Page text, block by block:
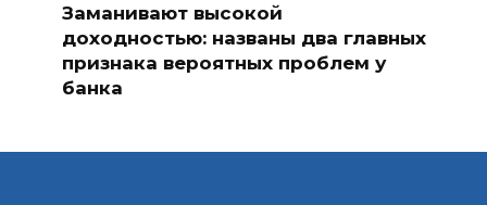
Заманивают высокой
доходностью: названы два главных
признака вероятных проблем у
банка